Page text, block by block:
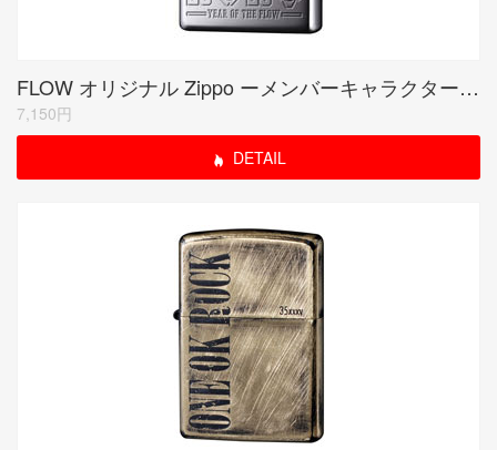
FLOW オリジナル Zippo ーメンバーキャラクターデザインー【受注限定生産品】
7,150円
DETAIL